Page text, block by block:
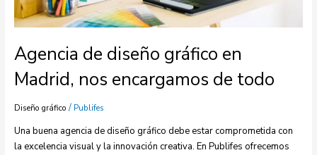
Agencia de diseño gráfico en
Madrid, nos encargamos de todo
Diseño gráfico/ Publifes
Una buena agencia de diseño gráfico debe estar comprometida con
la excelencia visual y la innovación creativa. En Publifes ofrecemos